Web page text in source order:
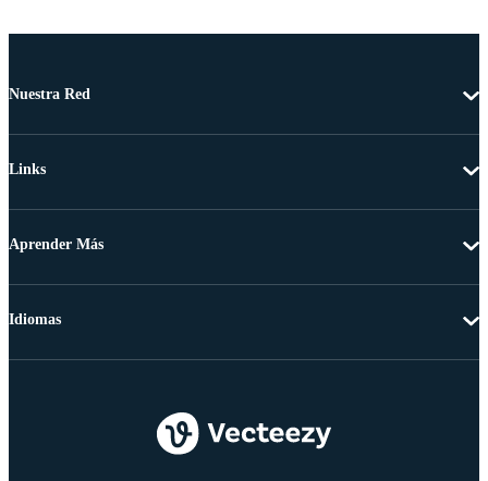
Nuestra Red
Links
Aprender Más
Idiomas